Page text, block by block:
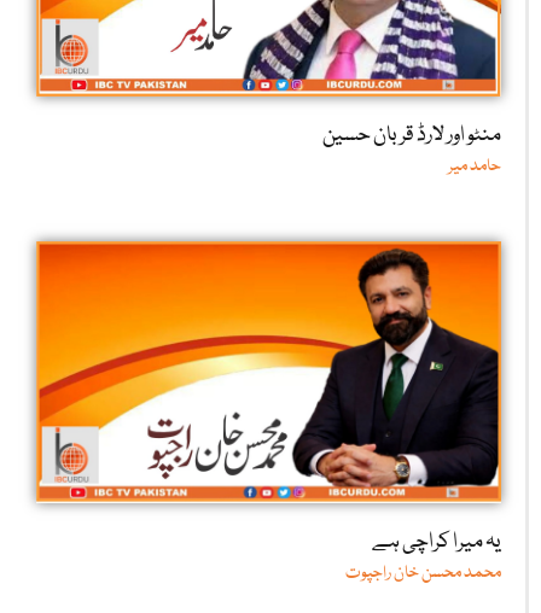
منٹو اور لارڈ قربان حسین
حامد میر
یہ میرا کراچی ہے
محمد محسن خان راجپوت